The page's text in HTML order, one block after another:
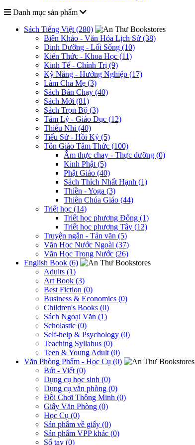
Danh mục sản phẩm
Sách Tiếng Việt (280)
Biên Khảo - Văn Hóa Lịch Sử (38)
Dinh Dưỡng - Lối Sống (10)
Kiến Thức - Khoa Học (11)
Kinh Tế - Chính Trị (9)
Kỹ Năng - Hướng Nghiệp (17)
Làm Cha Mẹ (3)
Sách Bán Chạy (40)
Sách Mới (81)
Sách Trọn Bộ (3)
Tâm Lý - Giáo Dục (12)
Thiếu Nhi (40)
Tiểu Sử - Hồi Ký (5)
Tôn Giáo Tâm Thức (100)
Ẩm thực chay - Thực dưỡng (0)
Kinh Phật (5)
Phật Giáo (40)
Sách Thích Nhất Hạnh (1)
Thiền - Yoga (3)
Thiên Chúa Giáo (44)
Triết học (14)
Triết học phương Đông (1)
Triết học phương Tây (12)
Truyện ngắn - Tản văn (5)
Văn Học Nước Ngoài (37)
Văn Học Trong Nước (26)
English Book (6)
Adults (1)
Art Book (3)
Best Fiction (0)
Business & Economics (0)
Children's Books (0)
Sách Ngoại Văn (1)
Scholastic (0)
Self-help & Psychology (0)
Teaching Syllabus (0)
Teen & Young Adult (0)
Văn Phòng Phẩm - Học Cụ (0)
Bút - Viết (0)
Dụng cụ học sinh (0)
Dụng cụ văn phòng (0)
Đồi Chơi Thông Minh (0)
Giấy Văn Phòng (0)
Học Cụ (0)
Sản phẩm về giấy (0)
Sản phẩm VPP khác (0)
Sổ tay (0)